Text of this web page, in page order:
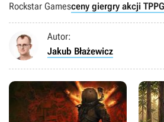
Rockstar Gamesceny giergry akcji TPP
Autor:
Jakub Błażewicz